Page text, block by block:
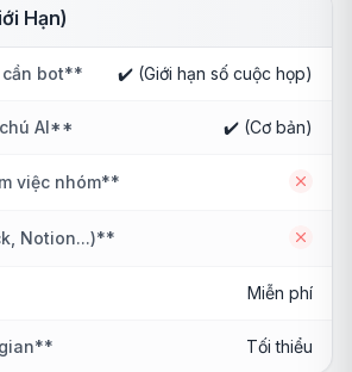
Hạn)
bot** ✔️ (Giới hạn số cuộc họp)
AI** ✔️ (Cơ bản)
việc nhóm** No
Notion...)** No
Miễn phí
Tối thiểu